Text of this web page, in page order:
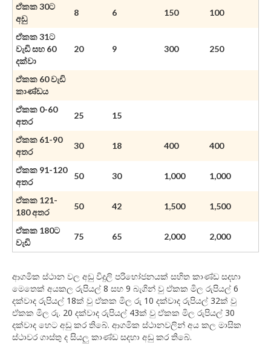
ඒකක 30ට
අඩු
8 6 150 100
ඒකක 31ට
වැඩි සහ 60
දක්වා
20 9 300 250
ඒකක 60 වැඩි
කාණ්ඩය
ඒකක 0-60
අතර
25 15
ඒකක 61-90
අතර
30 18 400 400
ඒකක 91-120
අතර
50 30 1,000 1,000
ඒකක 121-
180 අතර
50 42 1,500 1,500
ඒකක 180ට
වැඩි
75 65 2,000 2,000
ආගමික ස්ථාන වල අඩු විදුලි පරිභෝජනයක් සහිත කාණ්ඩ සදහා
මෙතෙක් අයකල රුපියල් 8 සහ 9 බැගින් වු ඒකක මිල රුපියල් 6
දක්වාද රුපියල් 18ක් වු ඒකක මිල රු 10 දක්වාද රුපියල් 32ක් වු
ඒකක මිල රු. 20 දක්වාද රුපියල් 43ක් වු ඒකක මිල රුපියල් 30
දක්වාද හෙට අඩු කර තිබේ. ආගමික ස්ථානවලින් අය කල මාසික
ස්ථාවර ගාස්තු ද සියලු කාණ්ඩ සදහා අඩු කර තිබේ.